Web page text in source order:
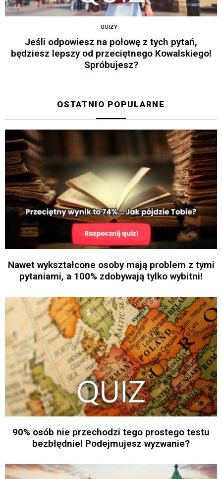
QUIZY
Jeśli odpowiesz na połowę z tych pytań,
będziesz lepszy od przeciętnego Kowalskiego!
Spróbujesz?
OSTATNIO POPULARNE
Nawet wykształcone osoby mają problem z tymi
pytaniami, a 100% zdobywają tylko wybitni!
90% osób nie przechodzi tego prostego testu
bezbłędnie! Podejmujesz wyzwanie?